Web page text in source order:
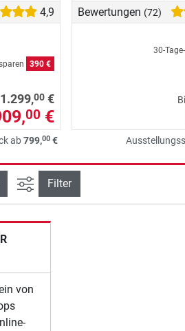
4,9
390 €
1.299,00 €
00 €
ab799,00 €
Bewertungen (72)
30-
Ansicht filtern
Filter
von